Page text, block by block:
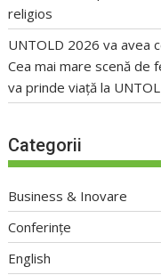
religios
UNTOLD 2026 va avea
Cea mai mare scenă de
va prinde viață la
Categorii
Business & Inovare
Conferințe
English